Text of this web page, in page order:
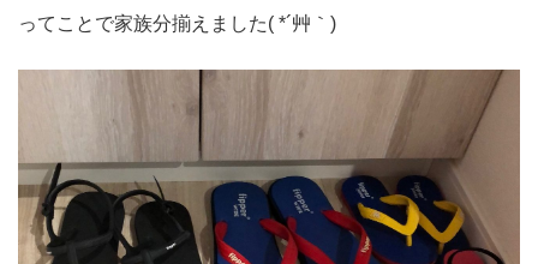
ってことで家族分揃えました( *´艸｀)